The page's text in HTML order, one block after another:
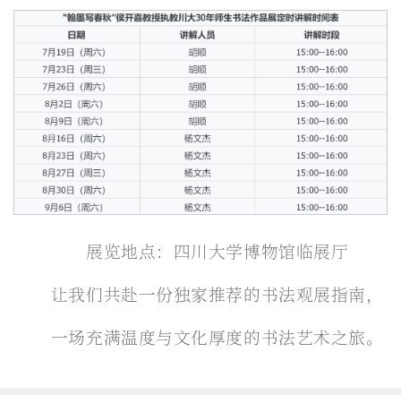
展览地点：四川大学博物馆临展厅
让我们共赴一份独家推荐的书法观展指南，
一场充满温度与文化厚度的书法艺术之旅。